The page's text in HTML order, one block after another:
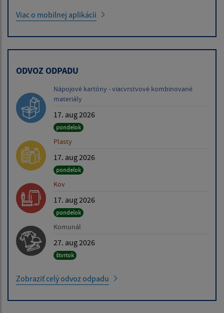
Viac o mobilnej aplikácii
ODVOZ ODPADU
Nápojové kartóny - viacvrstvové kombinované
materiály
17. aug 2026
pondelok
Plasty
17. aug 2026
pondelok
Kov
17. aug 2026
pondelok
Komunál
27. aug 2026
štvrtok
Zobraziť celý odvoz odpadu